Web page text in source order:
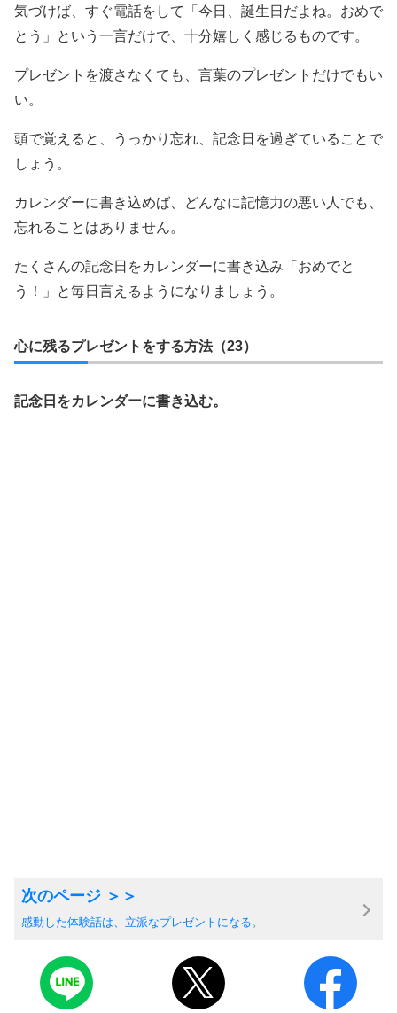
気づけば、すぐ電話をして「今日、誕生日だよね。おめで
とう」という一言だけで、十分嬉しく感じるものです。
プレゼントを渡さなくても、言葉のプレゼントだけでもい
い。
頭で覚えると、うっかり忘れ、記念日を過ぎていることで
しょう。
カレンダーに書き込めば、どんなに記憶力の悪い人でも、
忘れることはありません。
たくさんの記念日をカレンダーに書き込み「おめでと
う！」と毎日言えるようになりましょう。
心に残るプレゼントをする方法（23）
記念日をカレンダーに書き込む。
感動した体験話は、立派なプレゼントになる。